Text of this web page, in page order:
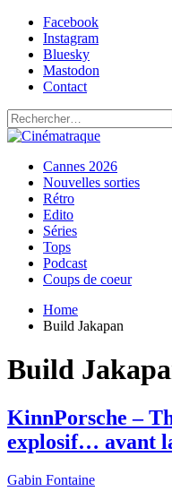
Skip
content
Facebook
Instagram
Bluesky
Mastodon
Contact
Rechercher :
Cinématraque
Si on avait du talent, on
Primary
Menu
Cannes 2026
Nouvelles sorties
Rétro
Edito
Séries
Tops
Podcast
Coups de coeur
Home
Build Jakapan
Build
KinnPorsche –
explosif… avant
Gabin Fontaine